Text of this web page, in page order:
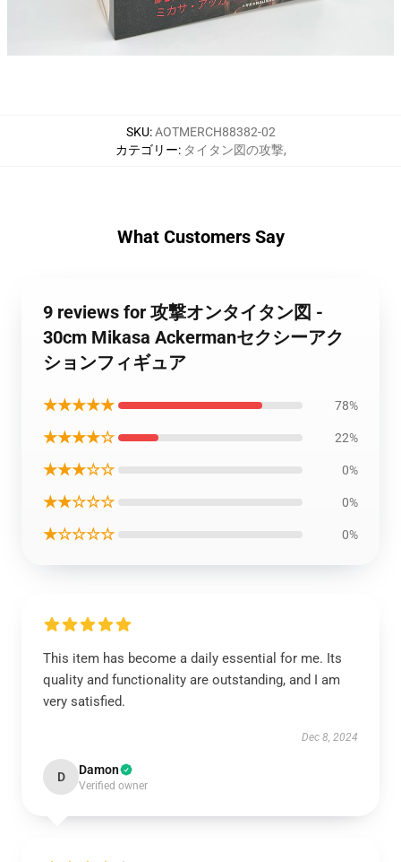
SKU:AOTMERCH88382-02
カテゴリー: タイタン図の攻撃,
What Customers Say
9 reviews for 攻撃オンタイタン図 -
30cm Mikasa Ackermanセクシーアク
ションフィギュア
★★★★★ 78%
★★★★☆ 22%
★★★☆☆ 0%
★★☆☆☆ 0%
★☆☆☆☆ 0%
This item has become a daily essential for me. Its
quality and functionality are outstanding, and I am
very satisfied.
Dec 8, 2024
D Damon
Verified owner